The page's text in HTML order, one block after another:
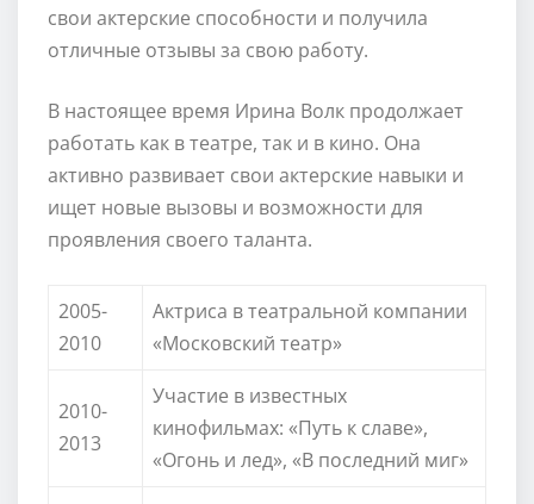
свои актерские способности и получила
отличные отзывы за свою работу.
В настоящее время Ирина Волк продолжает
работать как в театре, так и в кино. Она
активно развивает свои актерские навыки и
ищет новые вызовы и возможности для
проявления своего таланта.
2005-
2010
Актриса в театральной компании
«Московский театр»
2010-
2013
Участие в известных
кинофильмах: «Путь к славе»,
«Огонь и лед», «В последний миг»